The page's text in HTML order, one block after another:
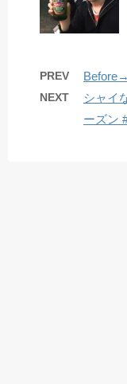
PREV
NEXT
シャイ
ーズン